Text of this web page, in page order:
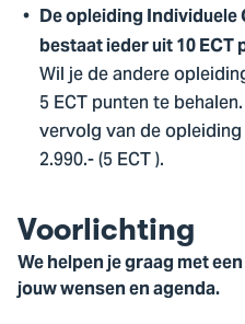
De opleiding Individuele
bestaat ieder uit 10 ECT
Wil je de andere
5 ECT punten te
vervolg van de
2.990.- (5 ECT ).
Voorlichting
We helpen je graag met
jouw wensen en agenda.